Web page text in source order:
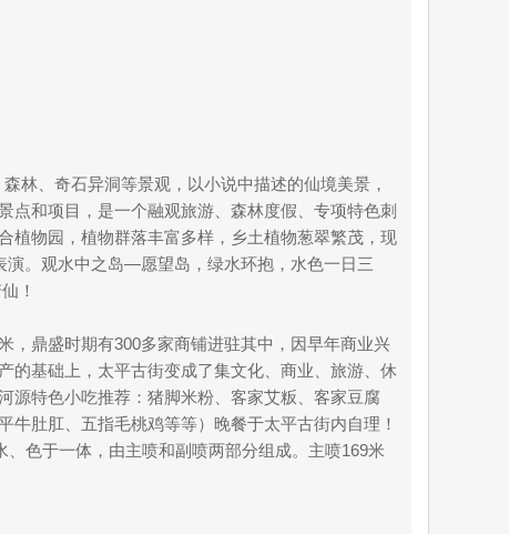
林、奇石异洞等景观，以小说中描述的仙境美景，
和项目，是一个融观旅游、森林度假、专项特色刺
植物园，植物群落丰富多样，乡土植物葱翠繁茂，现
演。观水中之岛—愿望岛，绿水环抱，水色一日三
！
，鼎盛时期有300多家商铺进驻其中，因早年商业兴
的基础上，太平古街变成了集文化、商业、旅游、休
源特色小吃推荐：猪脚米粉、客家艾粄、客家豆腐
肚肛、五指毛桃鸡等等）晚餐于太平古街内自理！
色于一体，由主喷和副喷两部分组成。主喷169米